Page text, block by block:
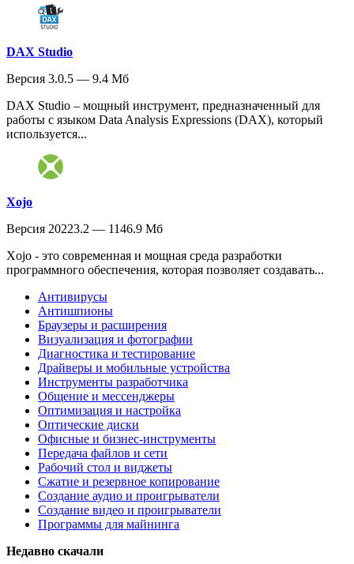
DAX Studio
Версия 3.0.5 — 9.4 Мб
DAX Studio – мощный инструмент, предназначенный для
работы с языком Data Analysis Expressions (DAX), который
используется...
Xojo
Версия 20223.2 — 1146.9 Мб
Xojo - это современная и мощная среда разработки
программного обеспечения, которая позволяет создавать...
Антивирусы
Антишпионы
Браузеры и расширения
Визуализация и фотографии
Диагностика и тестирование
Драйверы и мобильные устройства
Инструменты разработчика
Общение и мессенджеры
Оптимизация и настройка
Оптические диски
Офисные и бизнес-инструменты
Передача файлов и сети
Рабочий стол и виджеты
Сжатие и резервное копирование
Создание аудио и проигрыватели
Создание видео и проигрыватели
Программы для майнинга
Недавно скачали